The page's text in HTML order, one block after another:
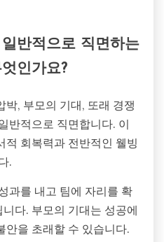
반적으로 직면하는
인가요?
박, 부모의 기대, 또래 경쟁
반적으로 직면합니다. 이
적 회복력과 전반적인 웰빙
.
과를 내고 팀에 자리를 확
다. 부모의 기대는 성공에
안을 초래할 수 있습니다.